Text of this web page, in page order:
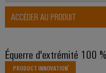
ACCÉDER AU PRODUIT
Équerre d'extrémité 100
PRODUCT INNOVATION